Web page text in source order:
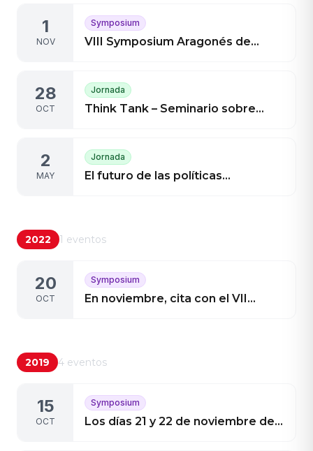
laboral, la influencia de la
Inteligencia Artificial y la calidad
1
NOV
Symposium
VIII Symposium Aragonés de
28
OCT
Jornada
Think Tank – Seminario sobre
en licitaciones de servicios
deportivos 2023
2
MAY
Jornada
El futuro de las políticas
2022 1 eventos
20
OCT
Symposium
En noviembre, cita con el VII
2019 4 eventos
15
OCT
Symposium
Los días 21 y 22 de noviembre de